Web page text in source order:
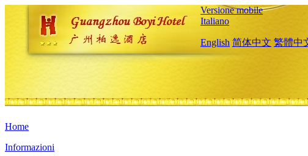
Versione mobile
Italiano
English 简体中文 繁體中
Home
Informazioni